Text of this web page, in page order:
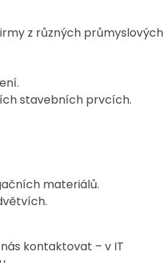
z různých průmyslových
stavebních prvcích.
materiálů.
kontaktovat – v IT